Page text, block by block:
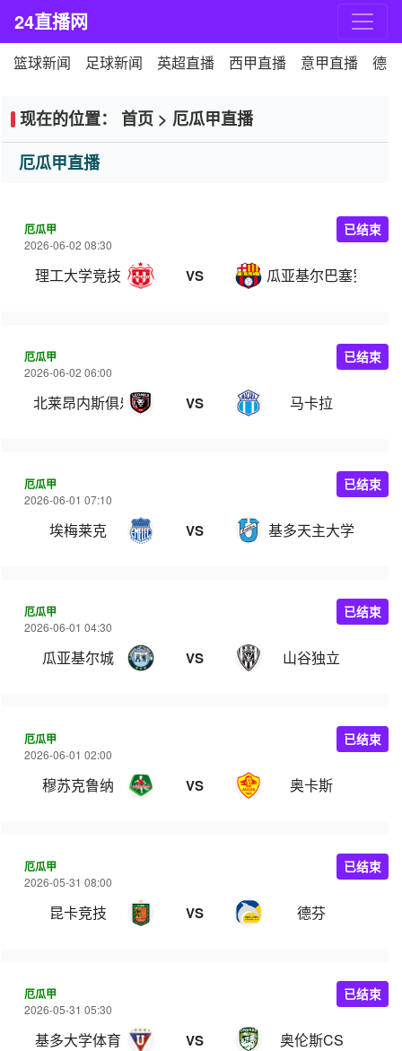
24直播网
篮球新闻 足球新闻 英超直播 西甲直播 意甲直播 德
现在的位置： 首页 > 厄瓜甲直播
厄瓜甲直播
厄瓜甲
2026-06-02 08:30
理工大学竞技 VS 瓜亚基尔巴塞罗那
已结束
厄瓜甲
2026-06-02 06:00
北莱昂内斯俱乐部 VS 马卡拉
已结束
厄瓜甲
2026-06-01 07:10
埃梅莱克 VS 基多天主大学
已结束
厄瓜甲
2026-06-01 04:30
瓜亚基尔城 VS 山谷独立
已结束
厄瓜甲
2026-06-01 02:00
穆苏克鲁纳 VS 奥卡斯
已结束
厄瓜甲
2026-05-31 08:00
昆卡竞技 VS 德芬
已结束
厄瓜甲
2026-05-31 05:30
基多大学体育 VS 奥伦斯CS
已结束